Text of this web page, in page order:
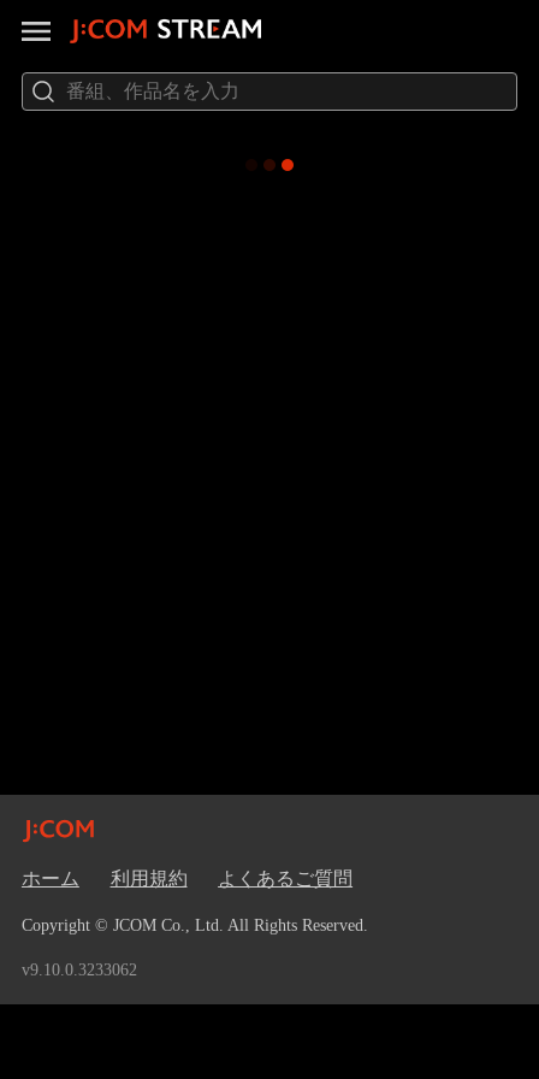
ホーム 利用規約 よくあるご質問
Copyright © JCOM Co., Ltd. All Rights Reserved.
v9.10.0.3233062